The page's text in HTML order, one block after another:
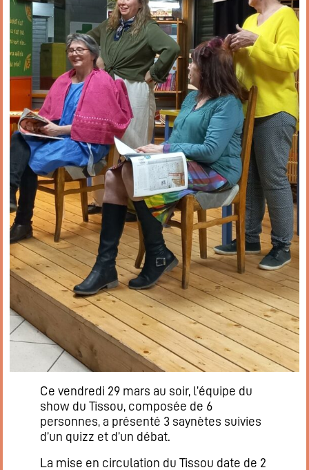
Restaurant
Notre cuisine
Où / Contact
Venez nous voir
Nous écrire
Participez !
S’inscrire
Animations
Animation régulières
Prochains événements par catégories
Tous les évènements par dates
Agenda de la semaine (nouvel onglet)
Mentions légales
Flux RSS articles
Flux RSS événements
Rapports et documents
Ce vendredi 29 mars au soir, l’équipe du
show du Tissou, composée de 6
personnes, a présenté 3 saynètes suivies
d’un quizz et d’un débat.
La mise en circulation du Tissou date de 2